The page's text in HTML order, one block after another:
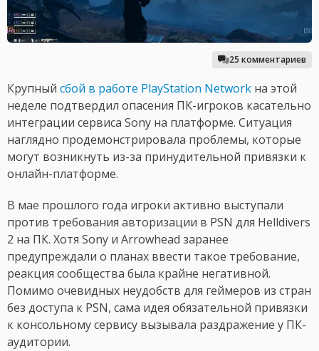
25 комментариев
Крупный сбой в работе PlayStation Network на этой
неделе подтвердил опасения ПК-игроков касательно
интеграции сервиса Sony на платформе. Ситуация
наглядно продемонстрировала проблемы, которые
могут возникнуть из-за принудительной привязки к
онлайн-платформе.
В мае прошлого года игроки активно выступали
против требования авторизации в PSN для Helldivers
2 на ПК. Хотя Sony и Arrowhead заранее
предупреждали о планах ввести такое требование,
реакция сообщества была крайне негативной.
Помимо очевидных неудобств для геймеров из стран
без доступа к PSN, сама идея обязательной привязки
к консольному сервису вызывала раздражение у ПК-
аудитории.